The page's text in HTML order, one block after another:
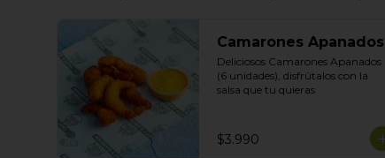
Camarones Apanados
Deliciosos Camarones Apanados
(6 unidades), disfrútalos con la
salsa que tu quieras
$3.990